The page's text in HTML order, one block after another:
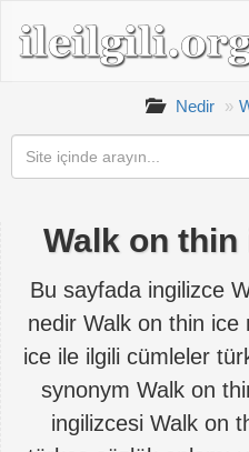
Nedir
Walk on thin
Bu sayfada ingilizce
nedir Walk on thin ice
ice ile ilgili cümleler
synonym Walk on
ingilizcesi Walk on